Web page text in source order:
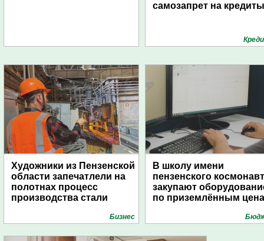
самозапрет на кредиты
Художники из Пензенской
области запечатлели на
полотнах процесс
производства стали
Бизнес
В школу имени
пензенского
закупают
по приземлённым